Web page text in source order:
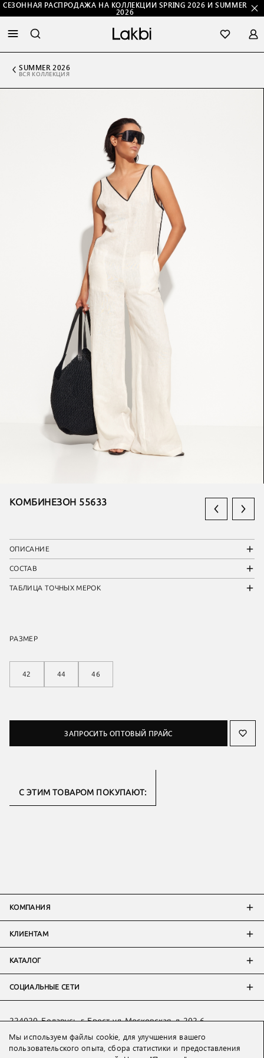
СЕЗОННАЯ РАСПРОДАЖА НА КОЛЛЕКЦИИ SPRING 2026 И SUMMER
2026
SUMMER 2026
ВСЯ КОЛЛЕКЦИЯ
КОМБИНЕЗОН 55633
ОПИСАНИЕ
СОСТАВ
ТАБЛИЦА ТОЧНЫХ МЕРОК
РАЗМЕР
42 44 46
ЗАПРОСИТЬ ОПТОВЫЙ ПРАЙС
С ЭТИМ ТОВАРОМ ПОКУПАЮТ:
КОМПАНИЯ
КЛИЕНТАМ
КАТАЛОГ
СОЦИАЛЬНЫЕ СЕТИ
224020, Беларусь, г. Брест, ул. Московская, д. 202-6
Тел:+7 993 398 36 60(WhatsApp
Тел:+375 29 205 80 10( WhatsApp,Viber)
Мы используем файлы cookie, для улучшения вашего
пользовательского опыта, сбора статистики и предоставления